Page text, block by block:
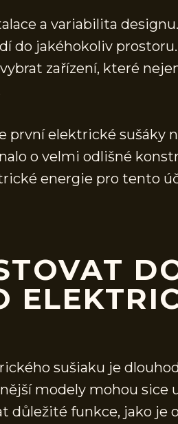
a variabilita
do jakéhokoliv
zařízení, které
první elektrické sušáky
o velmi odlišné
energie pro tento
sušiaku je
modely mohou sice
důležité funkce, jako je